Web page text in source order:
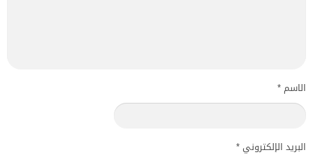
الاسم*
البريد الإلكتروني *